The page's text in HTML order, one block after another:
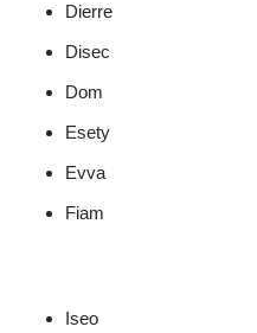
Dierre
Disec
Dom
Esety
Evva
Fiam
Iseo